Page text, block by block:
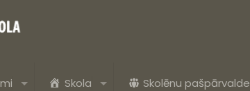
Skola Skolēnu pašpārvalde